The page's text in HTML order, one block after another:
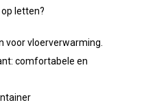
letten?
voor vloerverwarming.
comfortabele en